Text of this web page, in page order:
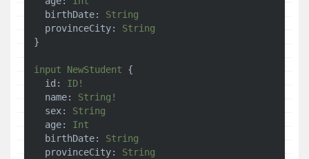
birthDate:
String
provinceCity:
String
}
input NewStudent {
id:
ID!
name:
String!
sex:
String
age:
Int
birthDate:
String
provinceCity:
String